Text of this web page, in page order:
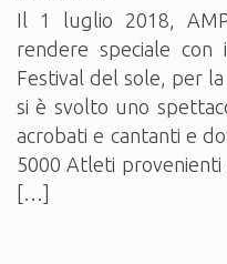
Il 1 luglio 2018,
rendere speciale
Festival del sole, per
si è svolto uno
acrobati e cantanti e
5000 Atleti
[…]